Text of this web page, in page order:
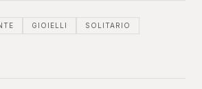
GIOIELLI SOLITARIO